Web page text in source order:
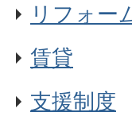
リフォー
賃貸
支援制度